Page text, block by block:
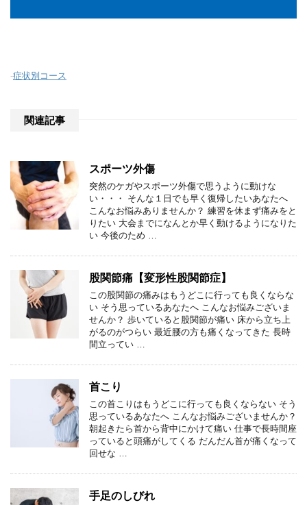
-症状別コース
関連記事
スポーツ外傷
突然のケガやスポーツ外傷で思うように動けな
い・・・ そんな１日でも早く復帰したいあなたへ
こんなお悩みありませんか？ 練習を休まず痛みをと
りたい 大会までになんとか早く動けるようになりた
い 今後のため …
股関節痛【変形性股関節症】
この股関節の痛みはもうどこに行っても良くならな
い そう思っているあなたへ こんなお悩みございま
せんか？ 歩いていると股関節が痛い 床から立ち上
がるのがつらい 最近腰の方も痛くなってきた 長時
間立ってい …
首こり
この首こりはもうどこに行っても良くならない そう
思っているあなたへ こんなお悩みございませんか？
朝起きたら首から背中にかけて痛い 仕事で長時間座
っていると頭痛がしてくる だんだん首が痛くなって
回せな …
手足のしびれ